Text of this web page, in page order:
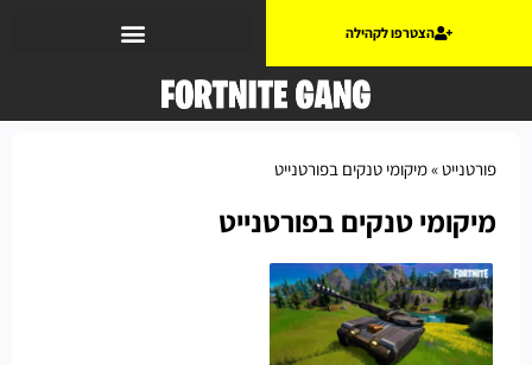
הצטרפו לקהילה
פורטנייט»מיקומי טנקים בפורטנייט
מיקומי טנקים בפורטנייט